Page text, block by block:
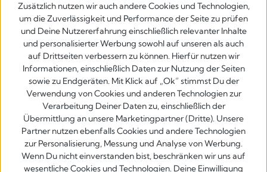
Zusätzlich nutzen wir auch andere Cookies und Technologien,
um die Zuverlässigkeit und Performance der Seite zu prüfen
und Deine Nutzererfahrung einschließlich relevanter Inhalte
und personalisierter Werbung sowohl auf unseren als auch
auf Drittseiten verbessern zu können. Hierfür nutzen wir
Informationen, einschließlich Daten zur Nutzung der Seiten
sowie zu Endgeräten. Mit Klick auf „Ok” stimmst Du der
Verwendung von Cookies und anderen Technologien zur
Verarbeitung Deiner Daten zu, einschließlich der
Übermittlung an unsere Marketingpartner (Dritte). Unsere
Partner nutzen ebenfalls Cookies und andere Technologien
zur Personalisierung, Messung und Analyse von Werbung.
Wenn Du nicht einverstanden bist, beschränken wir uns auf
wesentliche Cookies und Technologien. Deine Einwilligung